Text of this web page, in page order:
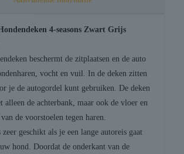
4-seasons Zwart Grijs
beschermt de zitplaatsen en de auto
vocht en vuil. In de deken zitten
je de autogordel kunt gebruiken. De deken
alleen de achterbank, maar ook de vloer en
de voorstoelen tegen haren.
zeer geschikt als je een lange autoreis gaat
hond. Doordat de onderkant van de